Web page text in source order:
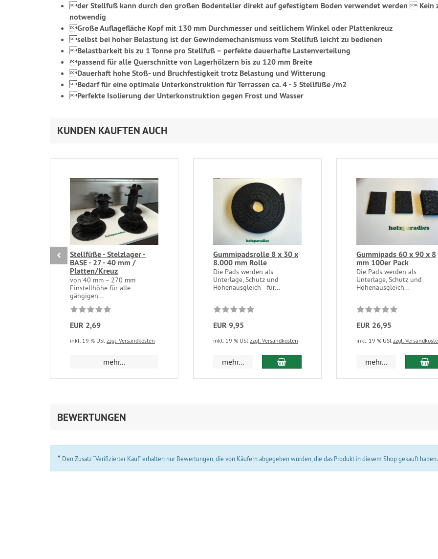
der Stellfuß kann durch den großen Bodenteller direkt auf gefestigtem Boden verwendet werden  Kein
notwendig
Große Auflagefläche Kopf mit 130 mm Durchmesser und seitlichem Winkel oder Plattenkreuz
selbst bei hoher Belastung ist der Gewindemechanismuss vom Stellfuß leicht zu bedienen
Belastbarkeit bis zu 1 Tonne pro Stellfuß – perfekte dauerhafte Lastenverteilung
passend für alle Querschnitte von Lagerhölzern bis zu 120 mm Breite
Dauerhaft hohe Stoß- und Bruchfestigkeit trotz Belastung und Witterung
Bedarf für eine optimale Unterkonstruktion für Terrassen ca. 4 - 5 Stellfüße /m2
Perfekte Isolierung der Unterkonstruktion gegen Frost und Wasser
KUNDEN KAUFTEN AUCH
Stellfüße - Stelzlager -
BASE - 27 - 40 mm /
Platten/Kreuz
von 40 mm – 270 mm
Einstellhöhe für alle
gängigen...
EUR 2,69
inkl. 19 % USt zzgl. Versandkosten
mehr...
Gummipadsrolle 8 x 30 x
8.000 mm Rolle
Die Pads werden als
Unterlage, Schutz und
Höhenausgleich für...
EUR 9,95
inkl. 19 % USt zzgl. Versandkosten
mehr... In den Warenkorb
Gummipads 60 x 90 x 8
mm 100er Pack
Die Pads werden als
Unterlage, Schutz und
Höhenausgleich...
EUR 26,95
inkl. 19 % USt zzgl.
mehr... In
BEWERTUNGEN
* Den Zusatz “Verifizierter Kauf” erhalten nur Bewertungen, die von Käufern abgegeben wurden, die das Produkt in diesem Shop gekauft haben.